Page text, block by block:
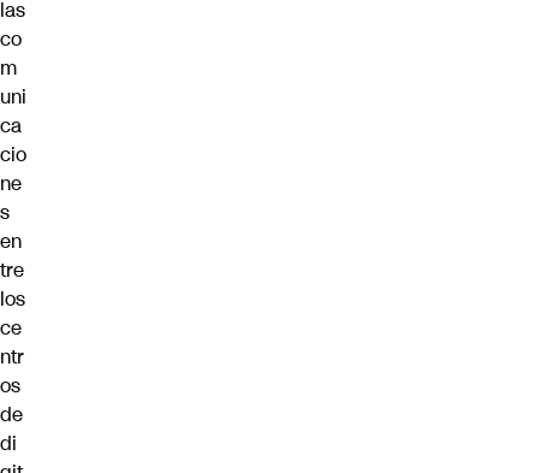
las
co
m
uni
ca
cio
ne
s
en
tre
los
ce
ntr
os
de
di